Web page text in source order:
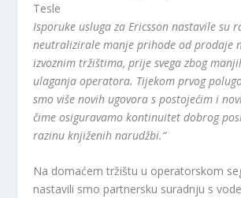
Tesle
Isporuke usluga za Ericsson nastavile su
neutralizirale manje prihode od prodaje
izvoznim tržištima, prije svega zbog
ulaganja operatora. Tijekom prvog
smo više novih ugovora s postojećim i
čime osiguravamo kontinuitet dobrog
razinu knjiženih narudžbi.“
Na domaćem tržištu u operatorskom
nastavili smo partnersku suradnju s